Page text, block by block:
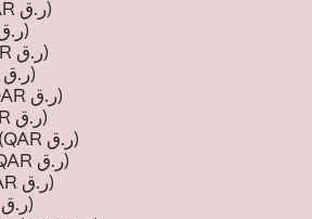
Germany (QAR ر.ق)
Ghana (QAR ر.ق)
Gibraltar (QAR ر.ق)
Greece (QAR ر.ق)
Greenland (QAR ر.ق)
Grenada (QAR ر.ق)
Guadeloupe (QAR ر.ق)
Guatemala (QAR ر.ق)
Guernsey (QAR ر.ق)
Guinea (QAR ر.ق)